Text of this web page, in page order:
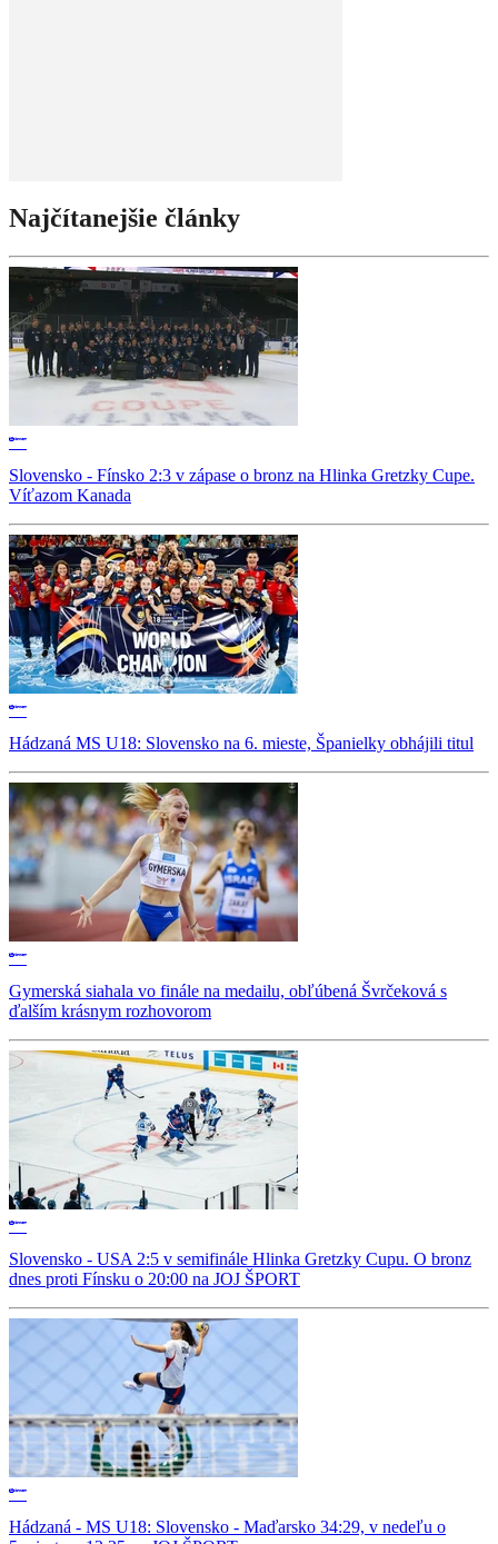
Najčítanejšie články
Slovensko - Fínsko 2:3 v zápase o bronz na Hlinka Gretzky Cupe.
Víťazom Kanada
Hádzaná MS U18: Slovensko na 6. mieste, Španielky obhájili titul
Gymerská siahala vo finále na medailu, obľúbená Švrčeková s
ďalším krásnym rozhovorom
Slovensko - USA 2:5 v semifinále Hlinka Gretzky Cupu. O bronz
dnes proti Fínsku o 20:00 na JOJ ŠPORT
Hádzaná - MS U18: Slovensko - Maďarsko 34:29, v nedeľu o